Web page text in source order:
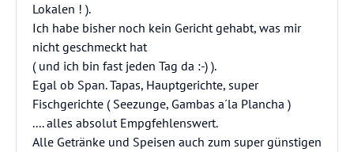
Lokalen ! ).
Ich habe bisher noch kein Gericht gehabt, was mir
nicht geschmeckt hat
( und ich bin fast jeden Tag da :-) ).
Egal ob Span. Tapas, Hauptgerichte, super
Fischgerichte ( Seezunge, Gambas a´la Plancha )
.... alles absolut Empgfehlenswert.
Alle Getränke und Speisen auch zum super günstigen